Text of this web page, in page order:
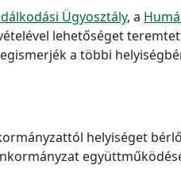
Ügyosztály, a
lehetőséget
a többi
helyiséget